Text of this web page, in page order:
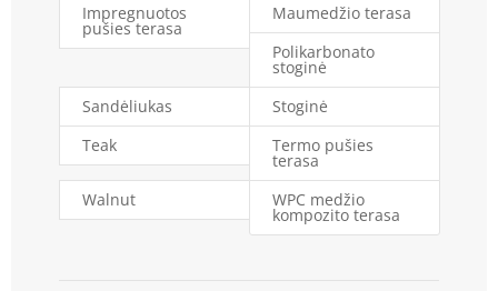
Impregnuotos
pušies terasa
Maumedžio terasa
Polikarbonato
stoginė
Sandėliukas
Stoginė
Teak
Termo pušies
terasa
Walnut
WPC medžio
kompozito terasa